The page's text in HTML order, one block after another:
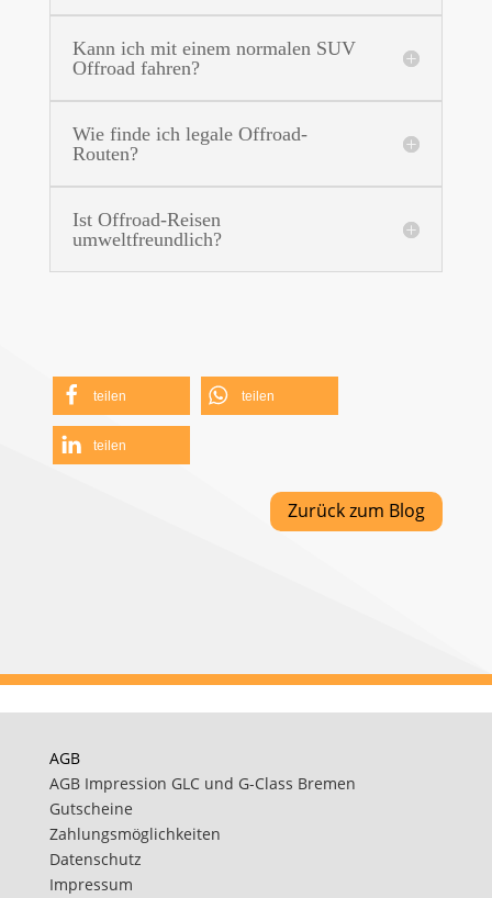
Kann ich mit einem normalen SUV
Offroad fahren?
Wie finde ich legale Offroad-
Routen?
Ist Offroad-Reisen
umweltfreundlich?
teilen teilen
teilen
Zurück zum Blog
AGB
AGB Impression GLC und G-Class Bremen
Gutscheine
Zahlungsmöglichkeiten
Datenschutz
Impressum